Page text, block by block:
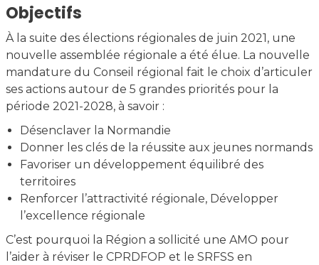
Objectifs
À la suite des élections régionales de juin 2021, une
nouvelle assemblée régionale a été élue. La nouvelle
mandature du Conseil régional fait le choix d’articuler
ses actions autour de 5 grandes priorités pour la
période 2021-2028, à savoir :
Désenclaver la Normandie
Donner les clés de la réussite aux jeunes normands
Favoriser un développement équilibré des
territoires
Renforcer l’attractivité régionale, Développer
l’excellence régionale
C’est pourquoi la Région a sollicité une AMO pour
l’aider à réviser le CPRDFOP et le SRFSS en